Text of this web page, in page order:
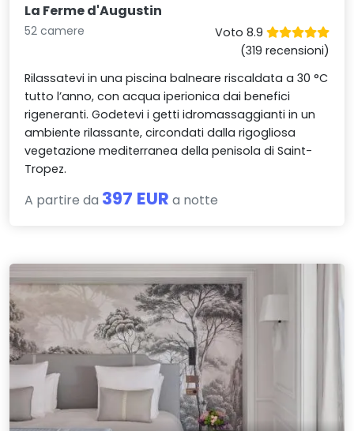
La Ferme d'Augustin
52 camere
Voto 8.9
(319 recensioni)
Rilassatevi in una piscina balneare riscaldata a 30 °C
tutto l’anno, con acqua iperionica dai benefici
rigeneranti. Godetevi i getti idromassaggianti in un
ambiente rilassante, circondati dalla rigogliosa
vegetazione mediterranea della penisola di Saint-
Tropez.
A partire da 397 EUR a notte